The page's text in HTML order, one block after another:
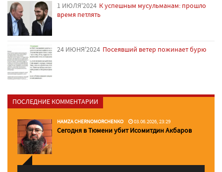
1 ИЮЛЯ'2024 К успешным мусульманам: прошло
время петлять
24 ИЮНЯ'2024 Посеявший ветер пожинает бурю
ПОСЛЕДНИЕ КОММЕНТАРИИ
HAMZA CHERNOMORCHENKO 03.06.2026, 23:29
Сегодня в Тюмени убит Исомитдин Акбаров